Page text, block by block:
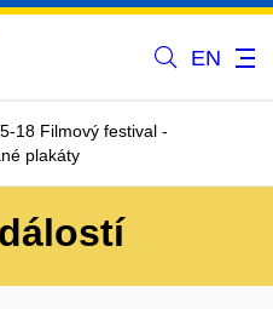
EN
18 Filmový festival -
plakáty